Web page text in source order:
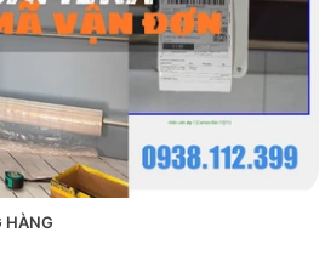
HÀNG